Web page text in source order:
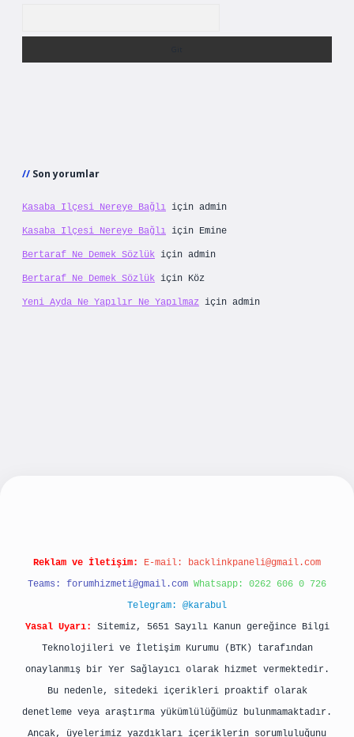
Son yorumlar
Kasaba Ilçesi Nereye Bağlı için admin
Kasaba Ilçesi Nereye Bağlı için Emine
Bertaraf Ne Demek Sözlük için admin
Bertaraf Ne Demek Sözlük için Köz
Yeni Ayda Ne Yapılır Ne Yapılmaz için admin
Reklam ve İletişim: E-mail: backlinkpaneli@gmail.com
Teams: forumhizmeti@gmail.com Whatsapp: 0262 606 0 726
Telegram: @karabul
Yasal Uyarı:
Sitemiz, 5651 Sayılı Kanun gereğince Bilgi
Teknolojileri ve İletişim Kurumu (BTK) tarafından
onaylanmış bir Yer Sağlayıcı olarak hizmet vermektedir.
Bu nedenle, sitedeki içerikleri proaktif olarak
denetleme veya araştırma yükümlülüğümüz bulunmamaktadır.
Ancak, üyelerimiz yazdıkları içeriklerin sorumluluğunu